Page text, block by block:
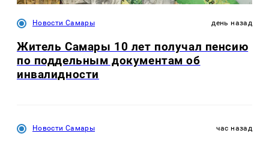
Новости Самары день назад
Житель Самары 10 лет получал пенсию
по поддельным документам об
инвалидности
Новости Самары час назад